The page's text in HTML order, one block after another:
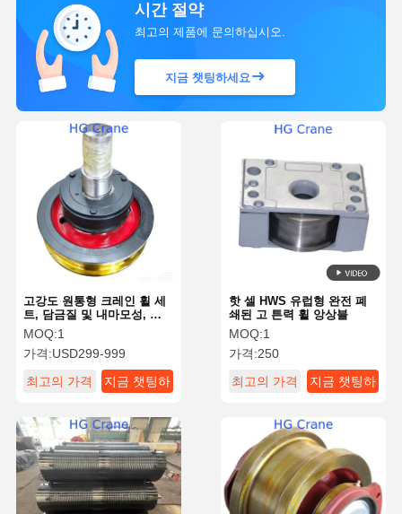
시간 절약
최고의 제품에 문의하십시오.
지금 챗팅하세요
핫 셀 HWS 유럽형 완전 폐
쇄된 고 튼력 휠 앙상블
MOQ:1
가격:250
최고의 가격
지금 챗팅하
고강도 원통형 크레인 휠 세
트, 담금질 및 내마모성, 단
일/이중 거더 및 컨테이너 크
레인용
MOQ:1
가격:USD299-999
최고의 가격
지금 챗팅하